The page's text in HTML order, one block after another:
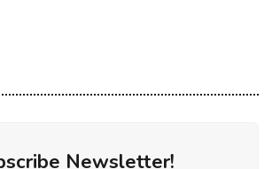
Newsletter!